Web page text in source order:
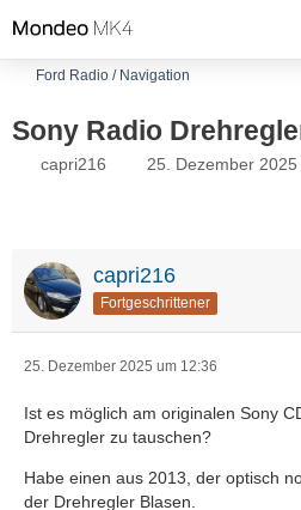
Ford Radio / Navigation
Sony Radio
capri216 25. Dezember
capri216
Fortgeschrittener
25. Dezember 2025 um 12:36
Ist es möglich am originalen Sony
Drehregler zu tauschen?
Habe einen aus 2013, der optisch
der Drehregler Blasen.